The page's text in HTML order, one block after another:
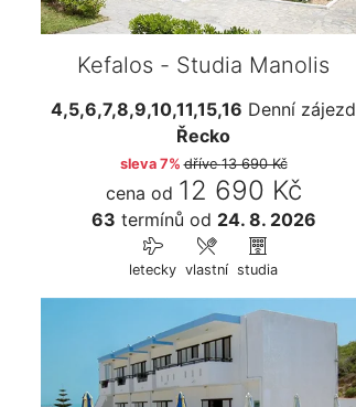
Kefalos - Studia Manolis
4,5,6,7,8,9,10,11,15,16 Denní zájezd
Řecko
sleva 7% dříve13 690 Kč
cena od 12 690 Kč
63 termínů od 24. 8. 2026
letecky vlastní studia